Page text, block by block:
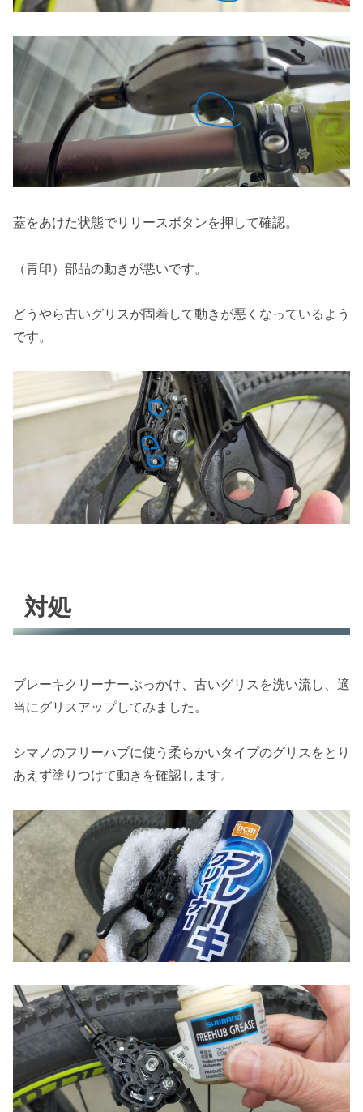
蓋をあけた状態でリリースボタンを押して確認。
（青印）部品の動きが悪いです。
どうやら古いグリスが固着して動きが悪くなっているよう
です。
対処
ブレーキクリーナーぶっかけ、古いグリスを洗い流し、適
当にグリスアップしてみました。
シマノのフリーハブに使う柔らかいタイプのグリスをとり
あえず塗りつけて動きを確認します。